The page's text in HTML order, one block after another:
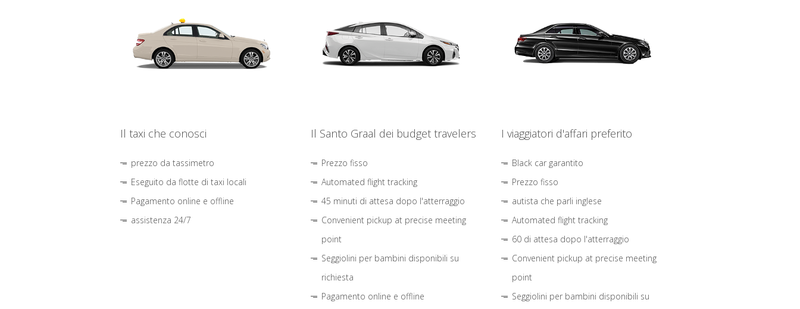
Il taxi che conosci
prezzo da tassimetro
Eseguito da flotte di taxi locali
Pagamento online e offline
assistenza 24/7
Il Santo Graal dei budget travelers
Prezzo fisso
Automated flight tracking
45 minuti di attesa dopo l'atterraggio
Convenient pickup at precise meeting
point
Seggiolini per bambini disponibili su
richiesta
Pagamento online e offline
I viaggiatori d'affari preferito
Black car garantito
Prezzo fisso
autista che parli inglese
Automated flight tracking
60 di attesa dopo l'atterraggio
Convenient pickup at precise meeting
point
Seggiolini per bambini disponibili su